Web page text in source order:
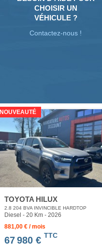
CHOISIR UN
VÉHICULE ?
Contactez-nous !
NOUVEAUTÉ
TOYOTA HILUX
2.8 204 BVA INVINCIBLE HARDTOP
Diesel - 20 Km - 2026
881,00 € / mois
67 980 € TTC